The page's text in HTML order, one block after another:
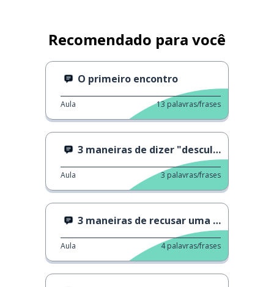
Recomendado para você
O primeiro encontro
Aula 13 palavras/frases
3 maneiras de dizer "desculpe" 2
Aula 3 palavras/frases
3 maneiras de recusar uma proposta
Aula 4 palavras/frases